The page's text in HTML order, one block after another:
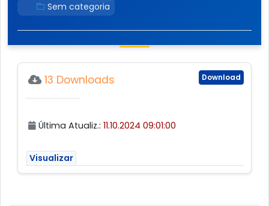
Sem categoria
Download
13 Downloads
Última Atualiz.: 11.10.2024 09:01:00
Visualizar